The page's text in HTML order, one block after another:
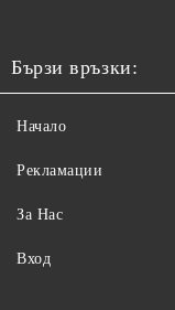
Бързи връзки:
Начало
Рекламации
За Нас
Вход